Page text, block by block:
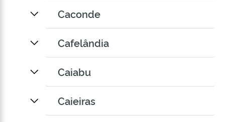
Caconde
Cafelândia
Caiabu
Caieiras